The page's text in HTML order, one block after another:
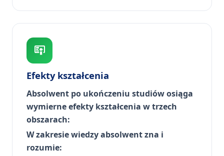
Efekty kształcenia
Absolwent po ukończeniu studiów osiąga
wymierne efekty kształcenia w trzech
obszarach:
W zakresie wiedzy absolwent zna i
rozumie: